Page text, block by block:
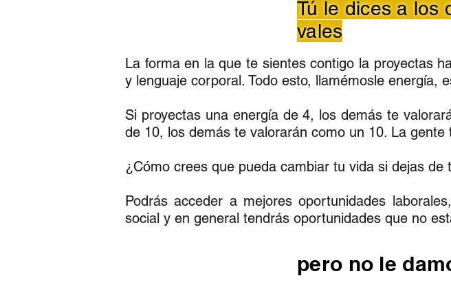
Tú le dices a los
vales
La forma en la que te sientes contigo la proyectas
y lenguaje corporal. Todo esto, llamémosle energía,
Si proyectas una energía de 4, los demás te
de 10, los demás te valorarán como un 10. La
¿Cómo crees que pueda cambiar tu vida si dejas
Podrás acceder a mejores oportunidades
social y en general tendrás oportunidades que no
pero no le